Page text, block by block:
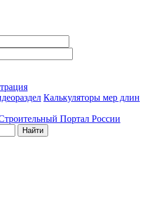
Калькуляторы мер длин
Портал России
Найти